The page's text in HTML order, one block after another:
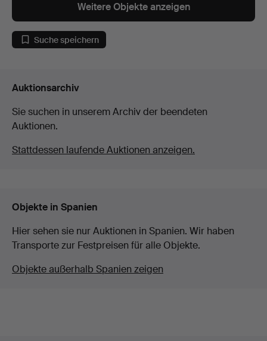
Weitere Objekte anzeigen
Suche speichern
Auktionsarchiv
Sie suchen in unserem Archiv der beendeten
Auktionen.
Stattdessen laufende Auktionen anzeigen.
Objekte in Spanien
Hier sehen sie nur Auktionen in Spanien. Wir haben
Transporte zur Festpreisen für alle Objekte.
Objekte außerhalb Spanien zeigen